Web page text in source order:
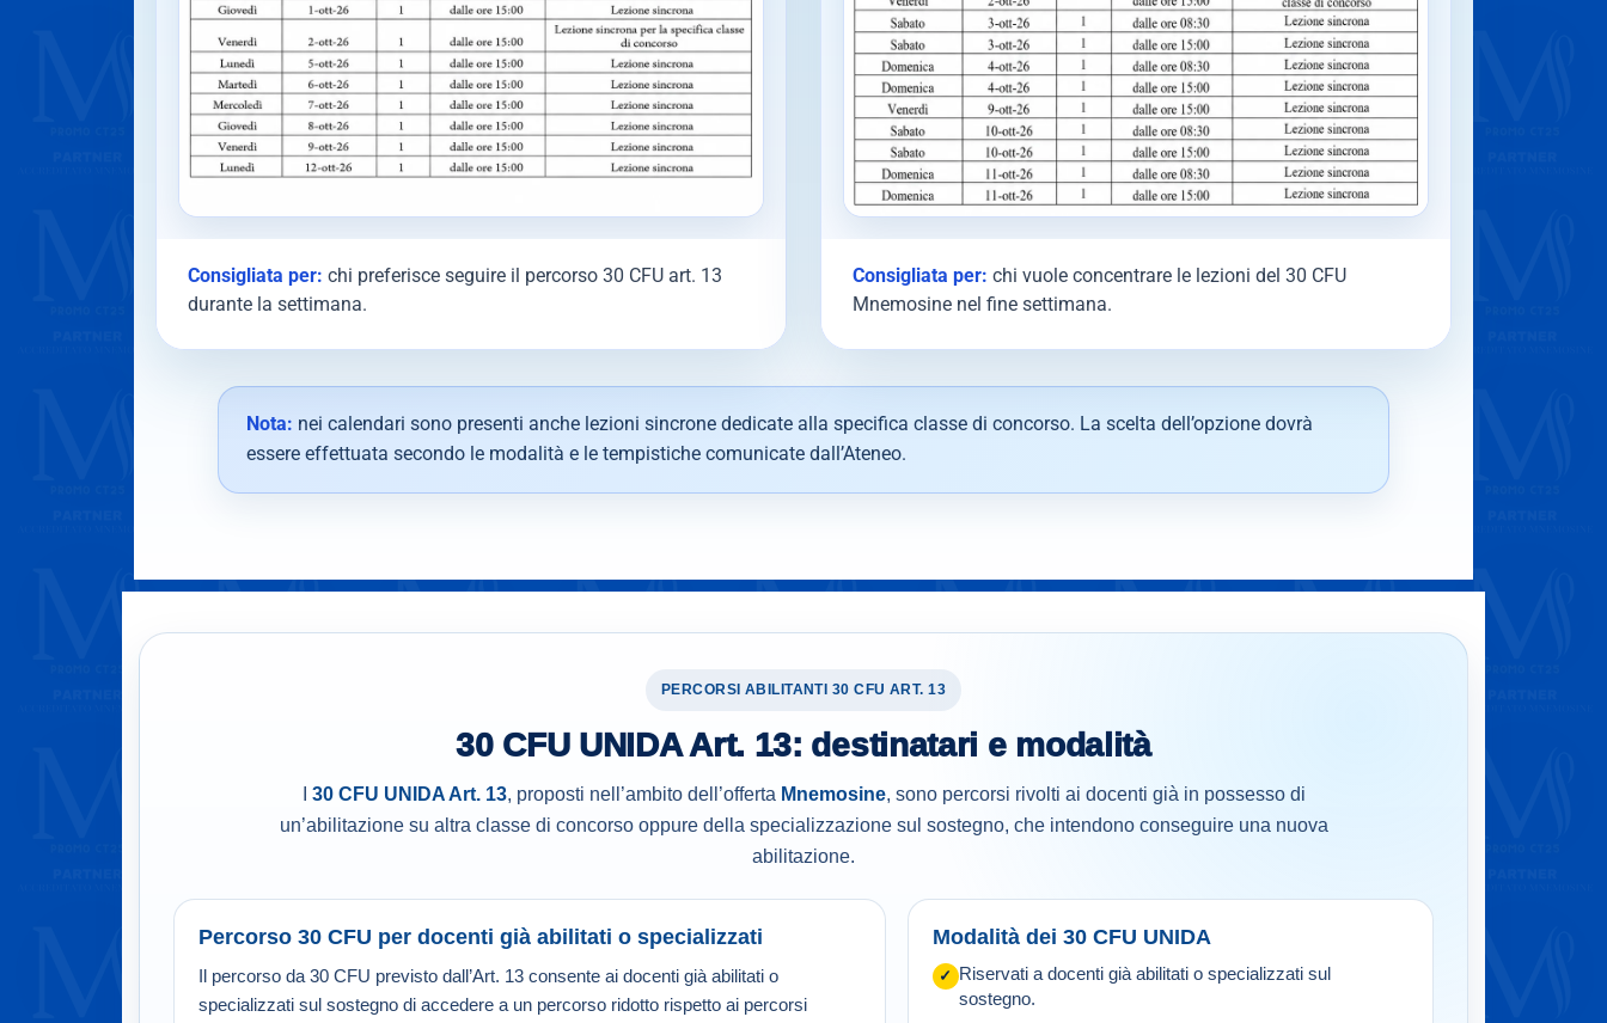
Consigliata per: chi preferisce seguire il percorso 30 CFU art. 13
durante la settimana.
Consigliata per: chi vuole concentrare le lezioni del 30 CFU
Mnemosine nel fine settimana.
Nota: nei calendari sono presenti anche lezioni sincrone dedicate alla specifica classe di concorso. La scelta dell’opzione dovrà
essere effettuata secondo le modalità e le tempistiche comunicate dall’Ateneo.
PERCORSI ABILITANTI 30 CFU ART. 13
30 CFU UNIDA Art. 13: destinatari e modalità
30 CFU UNIDA Art. 13, proposti nell’ambito dell’offerta Mnemosine, sono percorsi rivolti ai docenti già in possesso di
un’abilitazione su altra classe di concorso oppure della specializzazione sul sostegno, che intendono conseguire una nuova
abilitazione.
Percorso 30 CFU per docenti già abilitati o specializzati
Il percorso da 30 CFU previsto dall’Art. 13 consente ai docenti già abilitati o
specializzati sul sostegno di accedere a un percorso ridotto rispetto ai percorsi
Modalità dei 30 CFU UNIDA
✓ Riservati a docenti già abilitati o specializzati sul
sostegno.